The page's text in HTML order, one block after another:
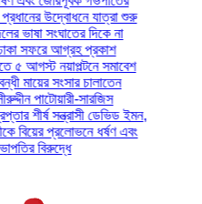
উদ্বোধনে যাত্রা শুরু
সংঘাতের দিকে না
আগ্রহ প্রকাশ
নয়াপল্টনে সমাবেশ
সংসার চালাতেন
পাটোয়ারী-সারজিস
সন্ত্রাসী ডেভিড ইমন,
প্রলোভনে ধর্ষণ এবং
বিরুদ্ধে